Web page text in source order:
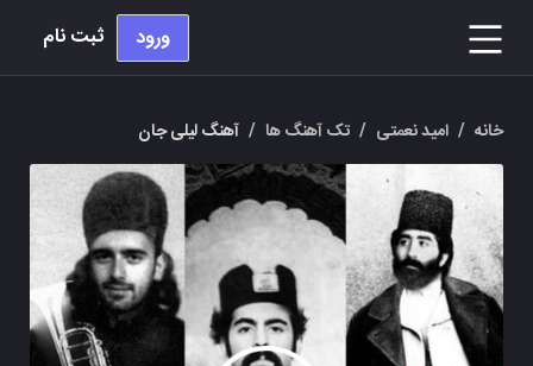
ورود ثبت نام
خانه / امید نعمتی / تک آهنگ ها / آهنگ لیلی جان